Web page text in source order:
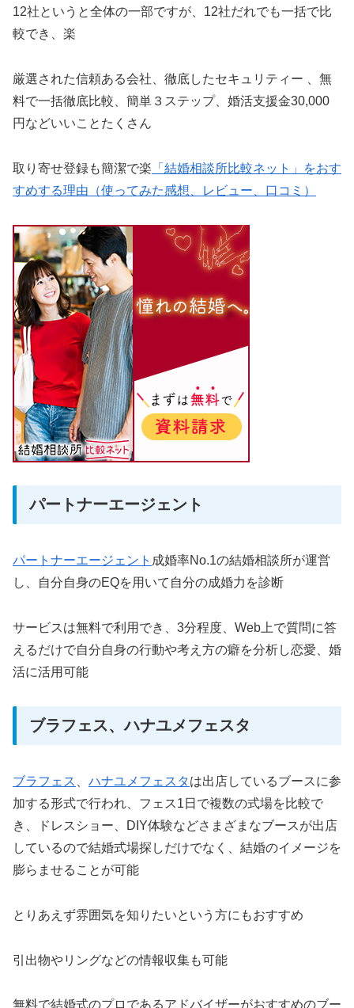
12社というと全体の一部ですが、12社だれでも一括で比
較でき、楽
厳選された信頼ある会社、徹底したセキュリティー 、無
料で一括徹底比較、簡単３ステップ、婚活支援金30,000
円などいいことたくさん
取り寄せ登録も簡潔で楽 「結婚相談所比較ネット」をおす
すめする理由（使ってみた感想、レビュー、口コミ）
パートナーエージェント
パートナーエージェント 成婚率No.1の結婚相談所が運営
し、自分自身のEQを用いて自分の成婚力を診断
サービスは無料で利用でき、3分程度、Web上で質問に答
えるだけで自分自身の行動や考え方の癖を分析し恋愛、婚
活に活用可能
ブラフェス、ハナユメフェスタ
ブラフェス ハナユメフェスタは出店しているブースに参
加する形式で行われ、フェス1日で複数の式場を比較で
き、ドレスショー、DIY体験などさまざまなブースが出店
しているので結婚式場探しだけでなく、結婚のイメージを
膨らませることが可能
とりあえず雰囲気を知りたいという方にもおすすめ
引出物やリングなどの情報収集も可能
無料で結婚式のプロであるアドバイザーがおすすめのブー